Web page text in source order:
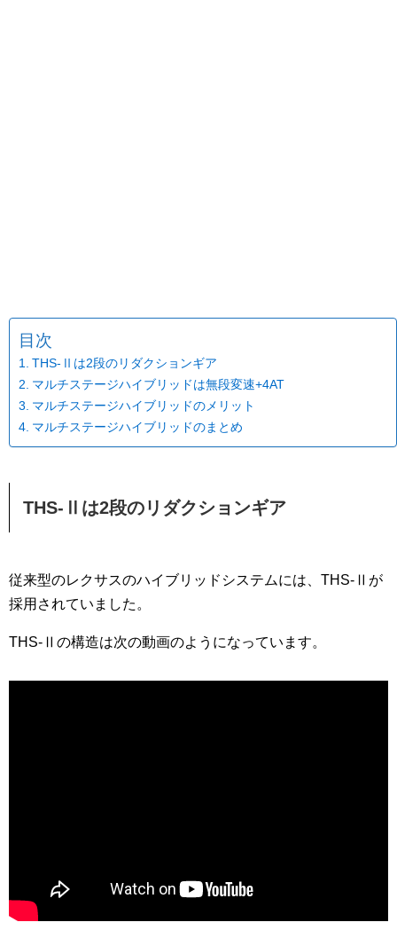
目次
THS-Ⅱは2段のリダクションギア
マルチステージハイブリッドは無段変速+4AT
マルチステージハイブリッドのメリット
マルチステージハイブリッドのまとめ
THS-Ⅱは2段のリダクションギア
従来型のレクサスのハイブリッドシステムには、THS-Ⅱが
採用されていました。
THS-Ⅱの構造は次の動画のようになっています。